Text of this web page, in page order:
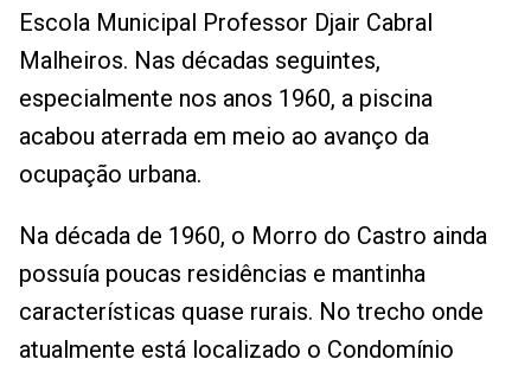
Escola Municipal Professor Djair Cabral
Malheiros. Nas décadas seguintes,
especialmente nos anos 1960, a piscina
acabou aterrada em meio ao avanço da
ocupação urbana.
Na década de 1960, o Morro do Castro ainda
possuía poucas residências e mantinha
características quase rurais. No trecho onde
atualmente está localizado o Condomínio